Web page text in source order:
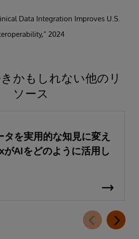
Data Integration Improves U.S.
2024
かもしれない他のリ
ソース
タを実用的な知見に変え
AIをどのように活用し